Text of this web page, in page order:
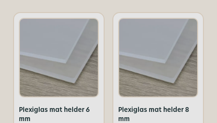
Plexiglas mat helder 6
mm
Plexiglas mat helder 8
mm